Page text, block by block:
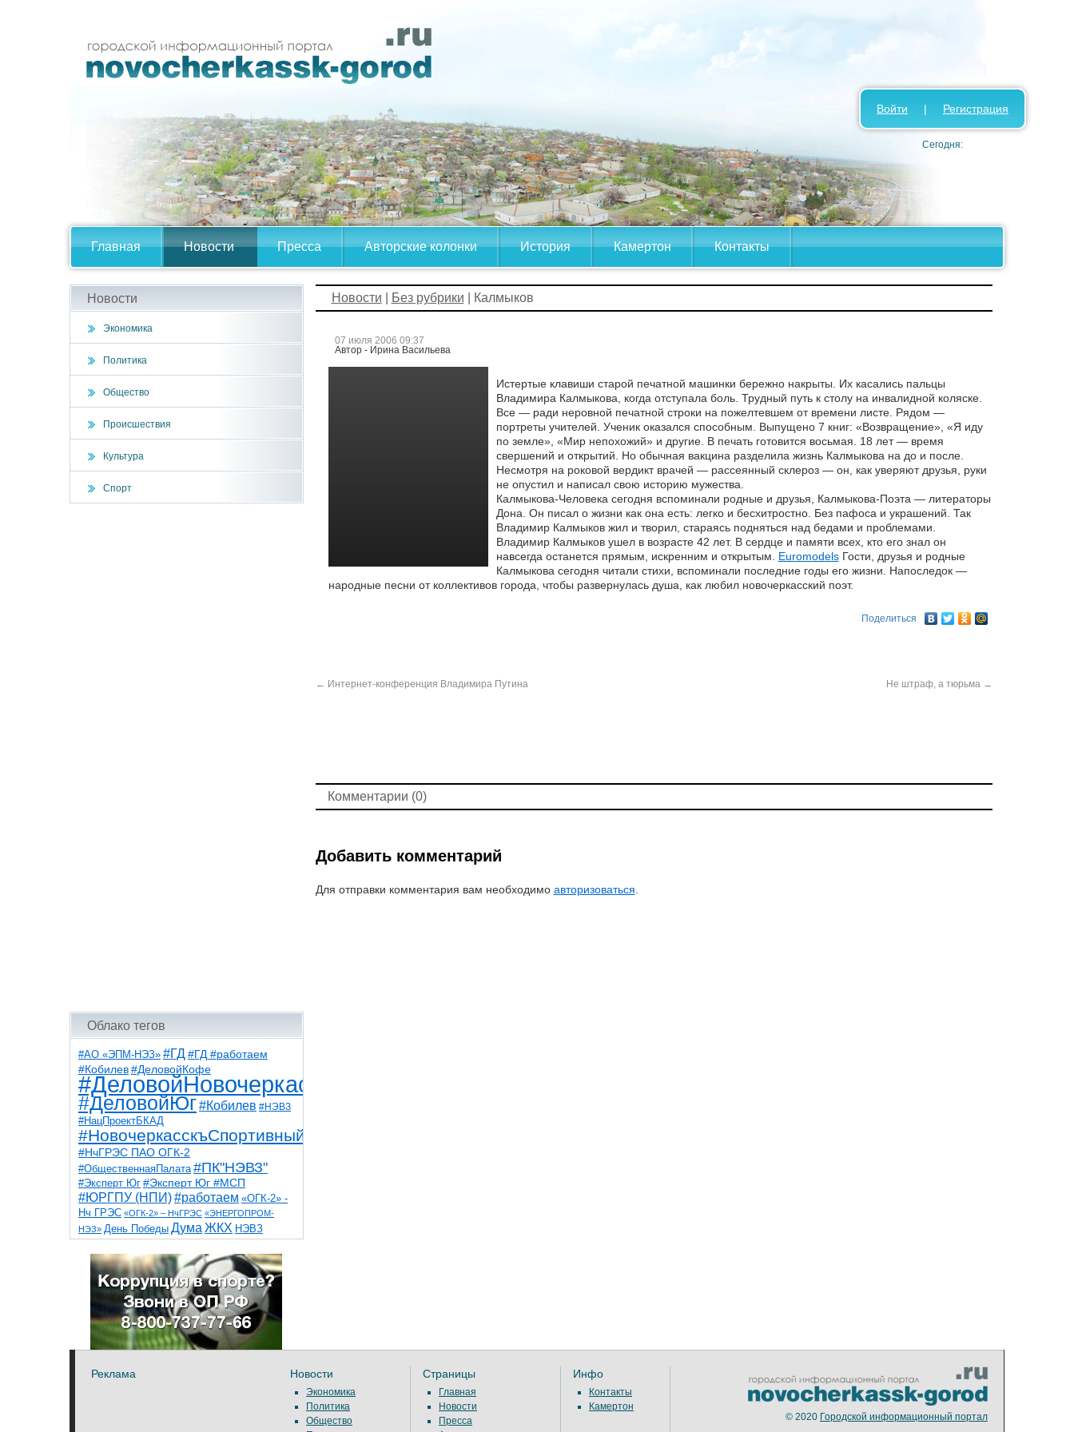
Главная Новости Пресса Авторские колонки История Камертон Контакты
Войти | Регистрация
Сегодня:
Новости
Экономика
Политика
Общество
Происшествия
Культура
Спорт
Облако тегов
#АО «ЭПМ-НЭЗ» #ГД #ГД #работаем
#Кобилев #ДеловойКофе
#ДеловойНовочеркасск
#ДеловойЮг#Кобилев #НЭВЗ
#НацПроектБКАД
#НовочеркасскъСпортивный
#НчГРЭС ПАО ОГК-2
#ОбщественнаяПалата #ПК"НЭВЗ"
#Эксперт Юг #Эксперт Юг #МСП
#ЮРГПУ (НПИ)#работаем «ОГК-2» -
Нч ГРЭС «ОГК-2» – НчГРЭС «ЭНЕРГОПРОМ-
НЭЗ» День Победы Дума ЖКХ НЭВЗ
НчГРЭС ТНТ
благоустройствоветераны выборы
детидороги казаки коррупция космос
общественная палата парк пожар роща
спорт театр транспорт художники
Новости Без рубрики | Калмыков
07 июля 2006 09:37
Автор - Ирина Васильева
Истертые клавиши старой печатной машинки бережно накрыты. Их касались пальцы
Владимира Калмыкова, когда отступала боль. Трудный путь к столу на инвалидной коляске.
Все — ради неровной печатной строки на пожелтевшем от времени листе. Рядом —
портреты учителей. Ученик оказался способным. Выпущено 7 книг: «Возвращение», «Я иду
по земле», «Мир непохожий» и другие. В печать готовится восьмая. 18 лет — время
свершений и открытий. Но обычная вакцина разделила жизнь Калмыкова на до и после.
Несмотря на роковой вердикт врачей — рассеянный склероз — он, как уверяют друзья, руки
не опустил и написал свою историю мужества.
Калмыкова-Человека сегодня вспоминали родные и друзья, Калмыкова-Поэта — литераторы
Дона. Он писал о жизни как она есть: легко и бесхитростно. Без пафоса и украшений. Так
Владимир Калмыков жил и творил, стараясь подняться над бедами и проблемами.
Владимир Калмыков ушел в возрасте 42 лет. В сердце и памяти всех, кто его знал он
навсегда останется прямым, искренним и открытым. EuromodelsГости, друзья и родные
Калмыкова сегодня читали стихи, вспоминали последние годы его жизни. Напоследок —
народные песни от коллективов города, чтобы развернулась душа, как любил новочеркасский поэт.
Поделиться
← Интернет-конференция Владимира Путина Не штраф, а тюрьма →
Комментарии (0)
Добавить комментарий
Для отправки комментария вам необходимо авторизоваться
Реклама Новости
Экономика
Политика
Общество
Страницы
Главная
Новости
Пресса
Инфо
Контакты
Камертон
© 2020 Городской информационный портал